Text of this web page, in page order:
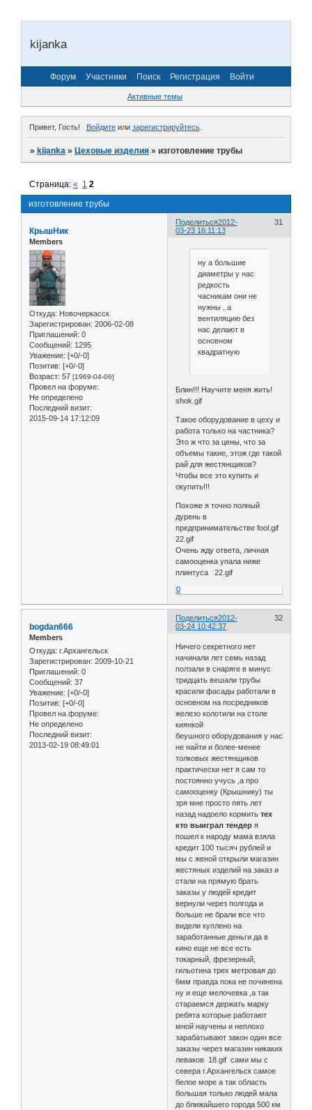
kijanka
Форум Участники Поиск Регистрация Войти
Активные темы
Привет, Гость! Войдитеили зарегистрируйтесь.
»kijanka »Цеховые изделия »изготовление трубы
изготовление трубы
Страница:« 1 2
Поделиться 31
2012-
03-23 16:11:13
КрышНик
Members
Откуда: Новочеркасск
Зарегистрирован: 2006-02-08
Приглашений: 0
Сообщений: 1295
Уважение: [+0/-0]
Позитив: [+0/-0]
Возраст: 57 [1969-04-06]
Провел на форуме:
Не определено
Последний визит:
2015-09-14 17:12:09
ну а большие
диаметры у нас
редкость
часникам они не
нужны , а
вентиляцию без
нас делают в
основном
квадратную
Блин!!! Научите меня жить!
shok.gif
Такое оборудование в цеху и
работа только на частника?
Это ж что за цены, что за
объемы такие, этож где такой
рай для жестянщиков?
Чтобы все это купить и
окупить!!!
Похоже я точно полный
дурень в
предпринимательстве fool.gif
22.gif
Очень жду ответа, личная
самооценка упала ниже
плинтуса 22.gif
0
Поделиться 32
2012-
03-24 10:42:37
bogdan666
Members
Откуда: г.Архангельск
Зарегистрирован: 2009-10-21
Приглашений: 0
Сообщений: 37
Уважение: [+0/-0]
Позитив: [+0/-0]
Провел на форуме:
Не определено
Последний визит:
2013-02-19 08:49:01
Ничего секретного нет
начинали лет семь назад
ползали в снаряге в минус
тридцать вешали трубы
красили фасады работали в
основном на посредников
железо колотили на столе
киянкой
беушного оборудования у нас
не найти и более-менее
толковых жестянщиков
практически нет я сам то
постоянно учусь ,а про
самооценку (Крышнику) ты
зря мне просто пять лет
назад надоело кормитьтех
кто выиграл тендер я
пошел к народу мама взяла
кредит 100 тысяч рублей и
мы с женой открыли магазин
жестяных изделий на заказ и
стали на прямую брать
заказы у людей кредит
вернули через полгода и
больше не брали все что
видели куплено на
заработанные деньги да в
кино еще не все есть
токарный, фрезерный,
гильотина трех метровая до
6мм правда пока не починена
ну и еще мелочевка ,а так
стараемся держать марку
ребята которые работают
мной научены и неплохо
зарабатывают закон один все
заказы через магазин никаких
леваков 18.gif сами мы с
севера г.Архангельск самое
белое море а так область
большая только людей мала
до ближайшего города 500 км